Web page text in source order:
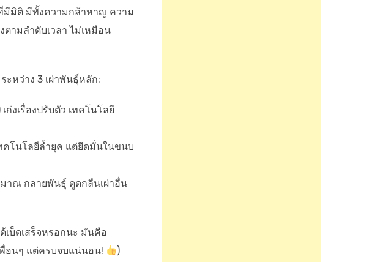
มีมิติ มีทั้งความกล้าหาญ ความ
ามลำดับเวลา ไม่เหมือน
ะหว่าง 3 เผ่าพันธุ์หลัก:
งเรื่องปรับตัว เทคโนโลยี
คโนโลยีล้ำยุค แต่ยึดมั่นในขนบ
าณ กลายพันธุ์ ดูดกลืนเผ่าอื่น
เบ็ดเสร็จหรอกนะ มันคือ
พื่อนๆ แต่ครบจบแน่นอน!
)